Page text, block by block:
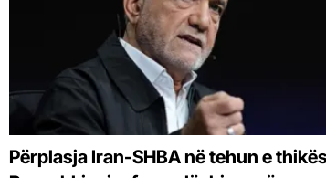
Përplasja Iran-SHBA në tehun e